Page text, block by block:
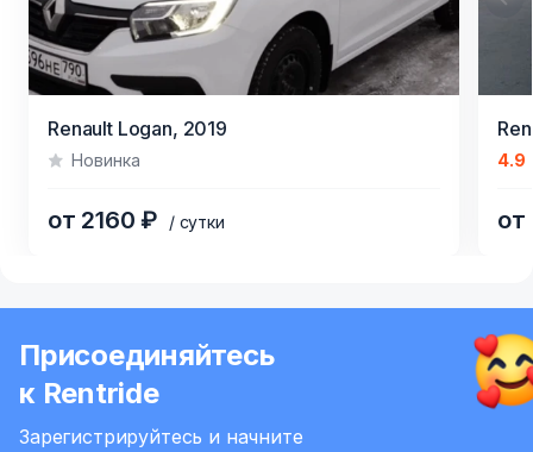
Renault Logan, 2019
Новинка
от 2160 ₽ / сутки
4.9
от
6
Присоединяйтесь
к Rentride
Зарегистрируйтесь и начните